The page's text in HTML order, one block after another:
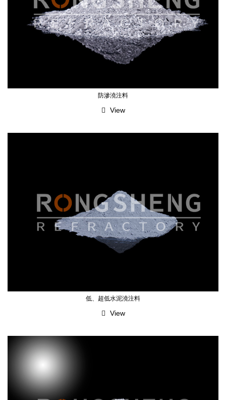
防滲澆注料
View
低、超低水泥澆注料
View